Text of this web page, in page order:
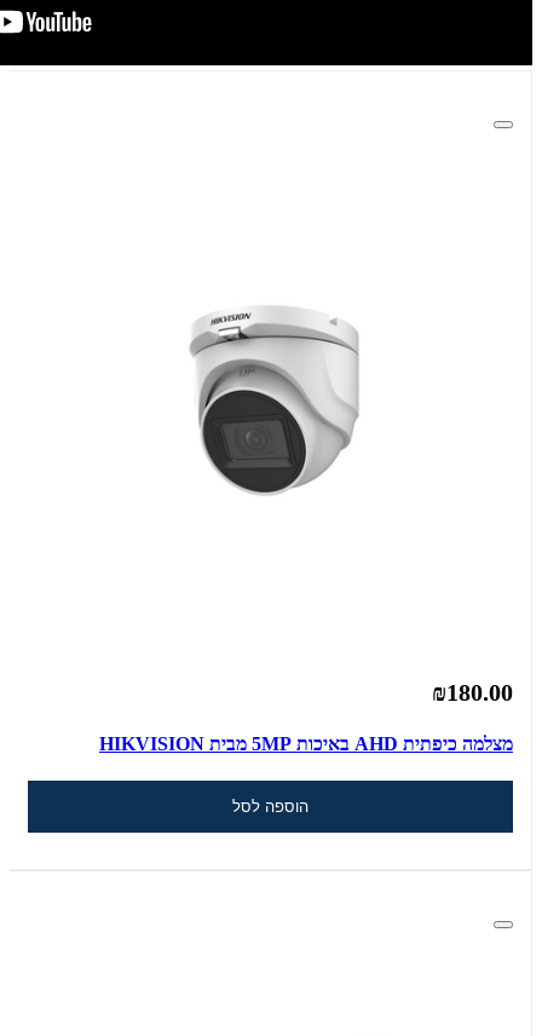
₪180.00
מצלמה כיפתית AHD באיכות 5MP מבית HIKVISION
הוספה לסל